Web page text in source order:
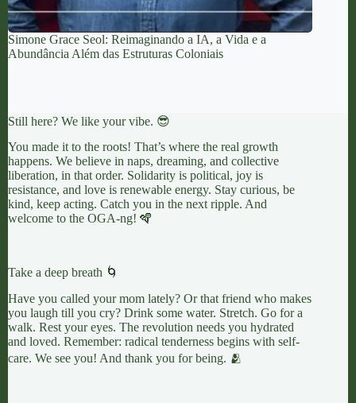
Simone Grace Seol: Reimaginando a IA, a Vida e a
Abundância Além das Estruturas Coloniais
Still here? We like your vibe. 😎
You made it to the roots! That’s where the real growth
happens. We believe in naps, dreaming, and collective
liberation, in that order. Solidarity is political, joy is
resistance, and love is renewable energy. Stay curious, be
kind, keep acting. Catch you in the next ripple. And
welcome to the OGA-ng! 🪇
Take a deep breath 🌀
Have you called your mom lately? Or that friend who makes
you laugh till you cry? Drink some water. Stretch. Go for a
walk. Rest your eyes. The revolution needs you hydrated
and loved. Remember: radical tenderness begins with self-
care. We see you! And thank you for being. 🫂